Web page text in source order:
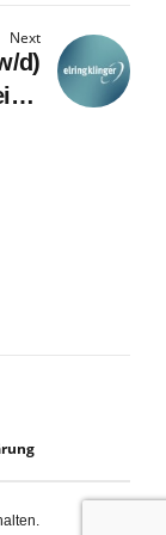
Next
d)
&